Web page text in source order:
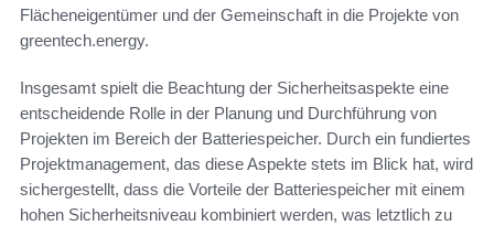
Flächeneigentümer und der Gemeinschaft in die Projekte von
greentech.energy.
Insgesamt spielt die Beachtung der Sicherheitsaspekte eine
entscheidende Rolle in der Planung und Durchführung von
Projekten im Bereich der Batteriespeicher. Durch ein fundiertes
Projektmanagement, das diese Aspekte stets im Blick hat, wird
sichergestellt, dass die Vorteile der Batteriespeicher mit einem
hohen Sicherheitsniveau kombiniert werden, was letztlich zu